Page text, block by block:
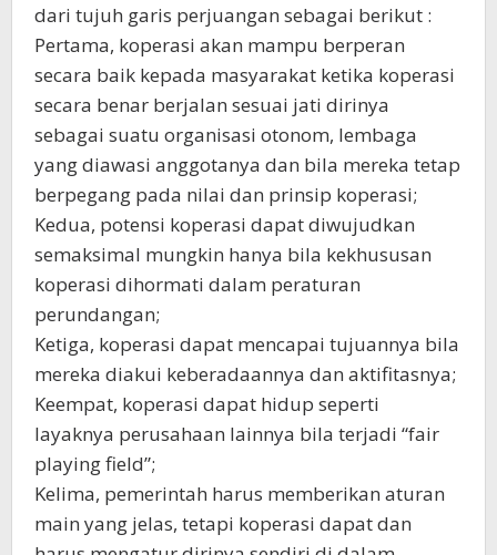
dari tujuh garis perjuangan sebagai berikut :
­Pertama, koperasi akan mampu berperan
secara baik kepada masyarakat ketika koperasi
secara benar berjalan sesuai jati dirinya
sebagai suatu organisasi otonom, lembaga
yang diawasi anggotanya dan bila mereka tetap
berpegang pada nilai dan prinsip koperasi;
Kedua, potensi koperasi dapat diwujudkan
semaksimal mungkin hanya bila kekhususan
koperasi dihormati dalam peraturan
perundangan;
Ketiga, koperasi dapat mencapai tujuannya bila
mereka diakui keberadaannya dan aktifitasnya;
Keempat, koperasi dapat hidup seperti
layaknya perusahaan lainnya bila terjadi “fair
playing field”;
Kelima, pemerintah harus memberikan aturan
main yang jelas, tetapi koperasi dapat dan